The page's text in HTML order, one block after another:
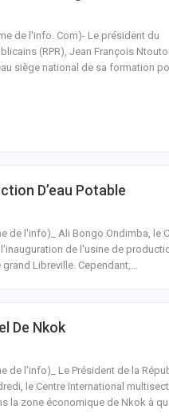
de l'info. Com)- Le président du
(RPR), Jean François
siège national de sa formation
D’eau Potable
de l'info)_ Ali Bongo Ondimba, le
de l'usine de
grand Libreville. Cependant,…
De Nkok
de l'info)_ Le Président de la
le Centre International
la zone économique de Nkok à